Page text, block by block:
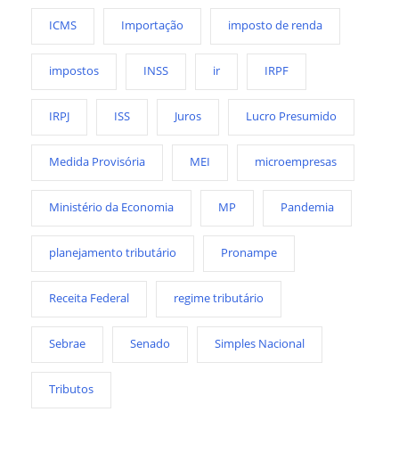
ICMS Importação imposto de renda
impostos INSS ir IRPF
IRPJ ISS Juros Lucro Presumido
Medida Provisória MEI microempresas
Ministério da Economia MP Pandemia
planejamento tributário Pronampe
Receita Federal regime tributário
Sebrae Senado Simples Nacional
Tributos